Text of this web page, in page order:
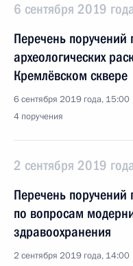
6 сентября 2019
Перечень поручений
археологических
Кремлёвском сквере
6 сентября 2019 года, 15:00
4 поручения
2 сентября 2019
Перечень
по вопросам
здравоохранения
2 сентября 2019 года, 14:00